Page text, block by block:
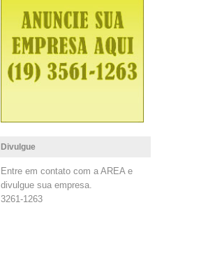
Divulgue
Entre em contato com a AREA e
divulgue sua empresa.
3261-1263